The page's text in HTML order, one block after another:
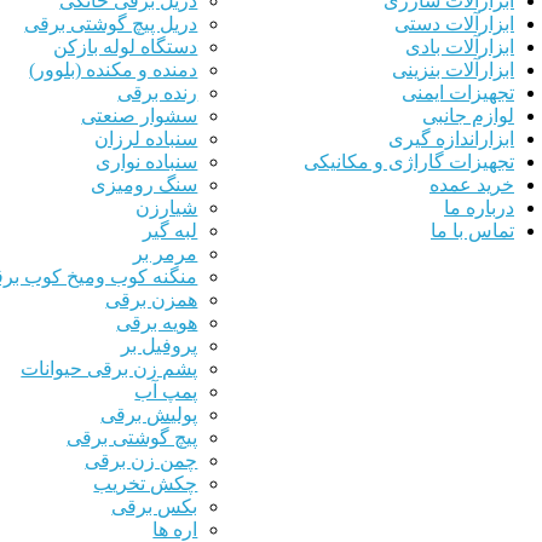
دریل پیچ گوشتی برقی
دستگاه لوله بازکن
دمنده و مکنده (بلوور)
رنده برقی
سشوار صنعتی
سنباده لرزان
سنباده نواری
سنگ رومیزی
شیارزن
لبه گیر
مرمر بر
منگنه کوب ومیخ کوب
همزن برقی
هویه برقی
پروفیل بر
پشم زن برقی حیوانات
پمپ آب
پولیش برقی
پیچ گوشتی برقی
چمن زن برقی
چکش تخریب
بکس برقی
اره ها
ابزارآلات دستی
ابزارآلات بادی
ابزارآلات بنزینی
تجهیزات ایمنی
لوازم جانبی
ابزاراندازه گیری
تجهیزات گاراژی و مکانیکی
خرید عمده
درباره ما
تماس با ما